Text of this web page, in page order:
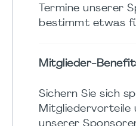
Termine unserer
bestimmt etwas
Mitglieder-
Sichern Sie sich
Mitgliedervorteile